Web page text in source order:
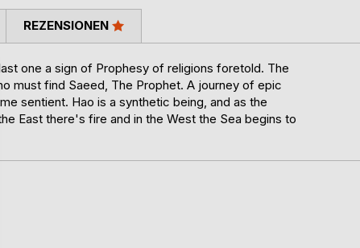
one a sign of Prophesy of religions foretold. The
must find Saeed, The Prophet. A journey of epic
sentient. Hao is a synthetic being, and as the
East there's fire and in the West the Sea begins to
REZENSIONEN